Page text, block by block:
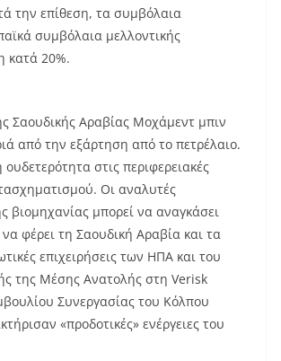
την επίθεση, τα συμβόλαια
συμβόλαια μελλοντικής
κατά 20%.
Σαουδικής Αραβίας Μοχάμεντ μπιν
από την εξάρτηση από το πετρέλαιο.
στις περιφερειακές
Οι αναλυτές
βιομηχανίας μπορεί να αναγκάσει
φέρει τη Σαουδική Αραβία και τα
επιχειρήσεις των ΗΠΑ και του
της Μέσης Ανατολής στη Verisk
Συνεργασίας του Κόλπου
«προδοτικές» ενέργειες του